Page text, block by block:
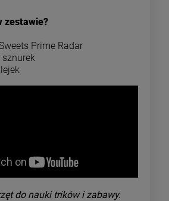
zestawie?
Prime Radar
do nauki trików i zabawy.